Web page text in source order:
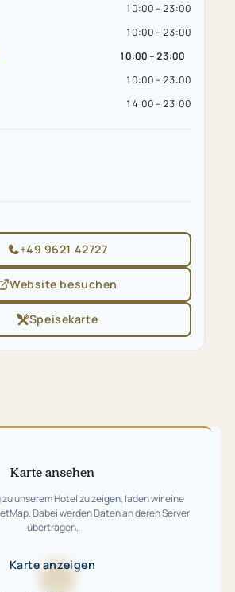
10:00 – 23:00
10:00 – 23:00
10:00 – 23:00
10:00 – 23:00
14:00 – 23:00
+49 9621 42727
Website besuchen
(öffnet
in
neuem
Tab)
Speisekarte
(öffnet
in
Karte ansehen
zu unserem Hotel zu zeigen, laden wir eine
Dabei werden Daten an deren Server
übertragen.
Karte anzeigen